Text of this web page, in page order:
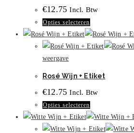
€12.75 Incl. Btw
Opties selecteren
product
heeft
optie
gekozen
worden
weergave
Rosé Wijn + Etiket
€12.75 Incl. Btw
Opties selecteren
product
heeft